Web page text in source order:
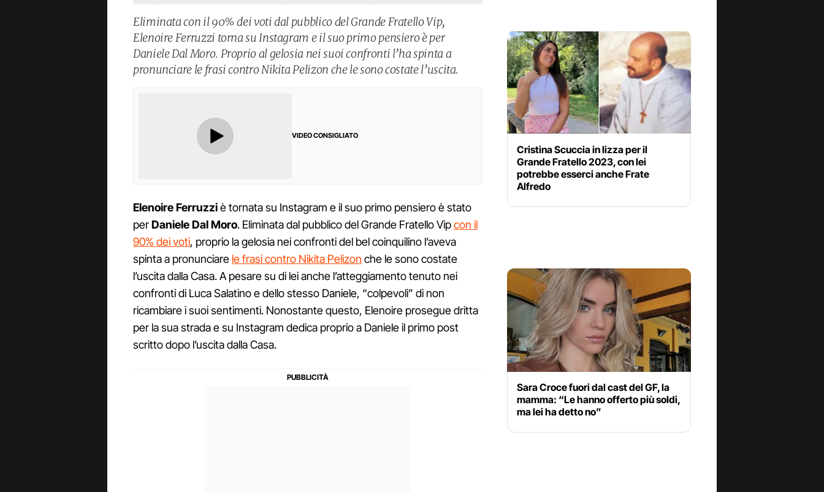
Eliminata con il 90% dei voti dal pubblico del Grande Fratello Vip,
Elenoire Ferruzzi torna su Instagram e il suo primo pensiero è per
Daniele Dal Moro. Proprio al gelosia nei suoi confronti l’ha spinta a
pronunciare le frasi contro Nikita Pelizon che le sono costate l’uscita.
VIDEO CONSIGLIATO
Elenoire Ferruzziè tornata su Instagram e il suo primo pensiero è stato
perDaniele Dal Moro. Eliminata dal pubblico del Grande Fratello Vipcon il
90% dei voti, proprio la gelosia nei confronti del bel coinquilino l’aveva
spinta a pronunciare le frasi contro Nikita Pelizon che le sono costate
l’uscita dalla Casa. A pesare su di lei anche l’atteggiamento tenuto nei
confronti di Luca Salatino e dello stesso Daniele, “colpevoli” di non
ricambiare i suoi sentimenti. Nonostante questo, Elenoire prosegue dritta
per la sua strada e su Instagram dedica proprio a Daniele il primo post
scritto dopo l’uscita dalla Casa.
Cristina Scuccia in lizza per il
Grande Fratello 2023, con lei
potrebbe esserci anche Frate
Alfredo
Sara Croce fuori dal cast del GF, la
mamma: “Le hanno offerto più soldi,
ma lei ha detto no”